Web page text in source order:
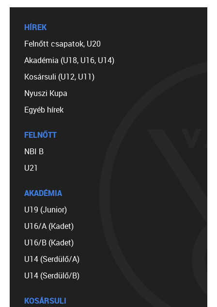
HÍREK
Felnőtt csapatok, U20
Akadémia (U18, U16, U14)
Kosársuli (U12, U11)
Nyuszi Kupa
Egyéb hírek
FELNŐTT
NBI B
U21
AKADÉMIA
U19 (Junior)
U16/A (Kadet)
U16/B (Kadet)
U14 (Serdülő/A)
U14 (Serdülő/B)
KOSÁRSULI